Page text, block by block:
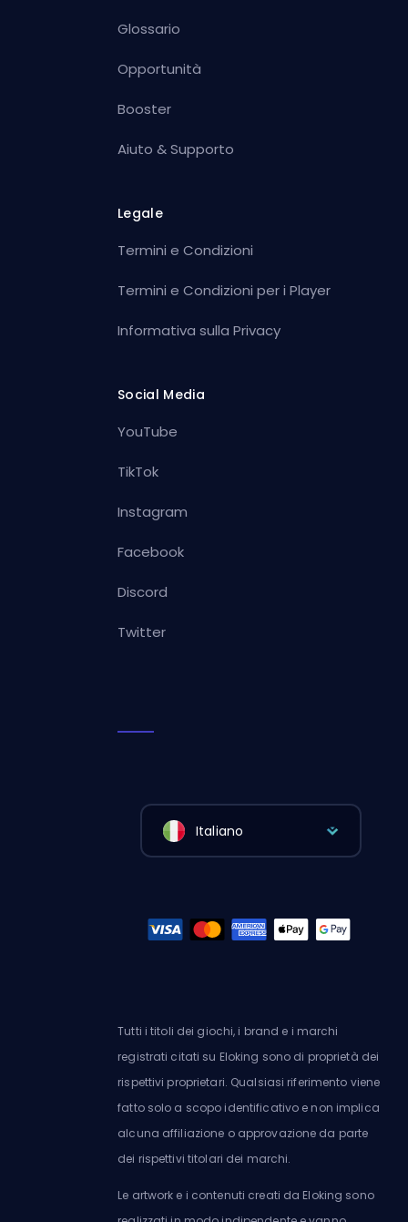
Glossario
Opportunità
Booster
Aiuto & Supporto
Legale
Termini e Condizioni
Termini e Condizioni per i Player
Informativa sulla Privacy
Social Media
YouTube
TikTok
Instagram
Facebook
Discord
Twitter
Italiano
Tutti i titoli dei giochi, i brand e i marchi
registrati citati su Eloking sono di proprietà dei
rispettivi proprietari. Qualsiasi riferimento viene
fatto solo a scopo identificativo e non implica
alcuna affiliazione o approvazione da parte
dei rispettivi titolari dei marchi.
Le artwork e i contenuti creati da Eloking sono